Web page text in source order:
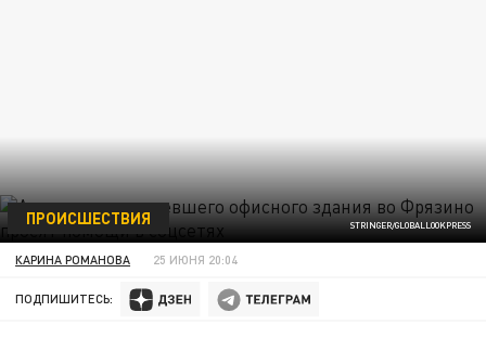
STRINGER/GLOBALLOOKPRESS
ПРОИСШЕСТВИЯ
КАРИНА РОМАНОВА 25 ИЮНЯ 20:04
ПОДПИШИТЕСЬ: